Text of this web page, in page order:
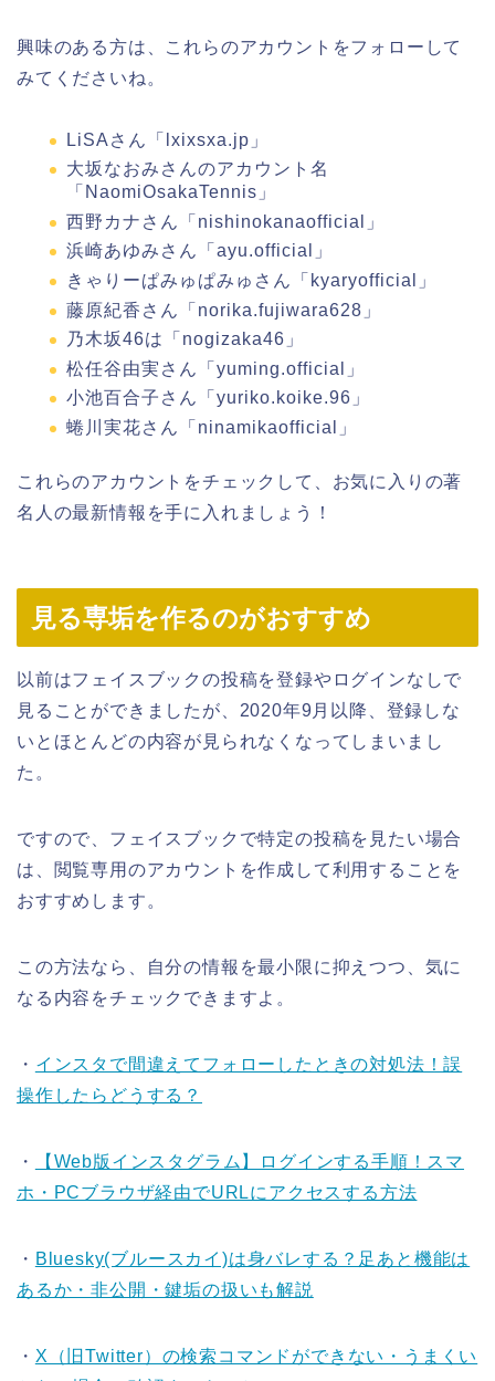
興味のある方は、これらのアカウントをフォローして
みてくださいね。
LiSAさん「lxixsxa.jp」
大坂なおみさんのアカウント名
「NaomiOsakaTennis」
西野カナさん「nishinokanaofficial」
浜崎あゆみさん「ayu.official」
きゃりーぱみゅぱみゅさん「kyaryofficial」
藤原紀香さん「norika.fujiwara628」
乃木坂46は「nogizaka46」
松任谷由実さん「yuming.official」
小池百合子さん「yuriko.koike.96」
蜷川実花さん「ninamikaofficial」
これらのアカウントをチェックして、お気に入りの著
名人の最新情報を手に入れましょう！
見る専垢を作るのがおすすめ
以前はフェイスブックの投稿を登録やログインなしで
見ることができましたが、2020年9月以降、登録しな
いとほとんどの内容が見られなくなってしまいまし
た。
ですので、フェイスブックで特定の投稿を見たい場合
は、閲覧専用のアカウントを作成して利用することを
おすすめします。
この方法なら、自分の情報を最小限に抑えつつ、気に
なる内容をチェックできますよ。
・ インスタで間違えてフォローしたときの対処法！誤
操作したらどうする？
・
【Web版インスタグラム】ログインする手順！スマ
ホ・PCブラウザ経由でURLにアクセスする方法
・ Bluesky(ブルースカイ)は身バレする？足あと機能は
あるか・非公開・鍵垢の扱いも解説
・ X（旧Twitter）の検索コマンドができない・うまくい